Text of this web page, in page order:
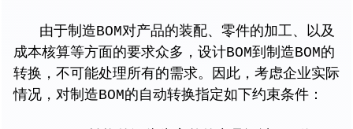
由于制造BOM对产品的装配、零件的加工、以及
成本核算等方面的要求众多，设计BOM到制造BOM的
转换，不可能处理所有的需求。因此，考虑企业实际
情况，对制造BOM的自动转换指定如下约束条件：